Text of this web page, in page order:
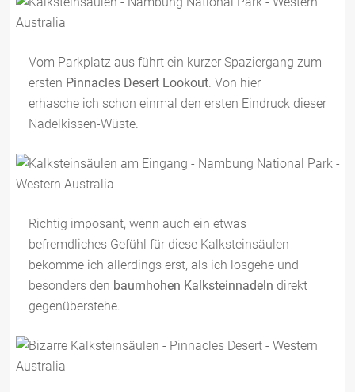
Vom Parkplatz aus führt ein kurzer Spaziergang zum
ersten Pinnacles Desert Lookout . Von hier
erhasche ich schon einmal den ersten Eindruck dieser
Nadelkissen-Wüste.
Richtig imposant, wenn auch ein etwas
befremdliches Gefühl für diese Kalksteinsäulen
bekomme ich allerdings erst, als ich losgehe und
besonders den baumhohen Kalksteinnadeln direkt
gegenüberstehe.